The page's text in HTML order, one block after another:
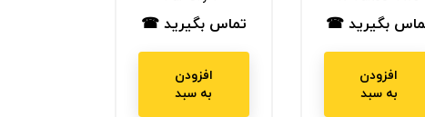
بگیرید ☎
افزودن
به سبد
قیمت
تماس بگیرید ☎
افزودن
به سبد